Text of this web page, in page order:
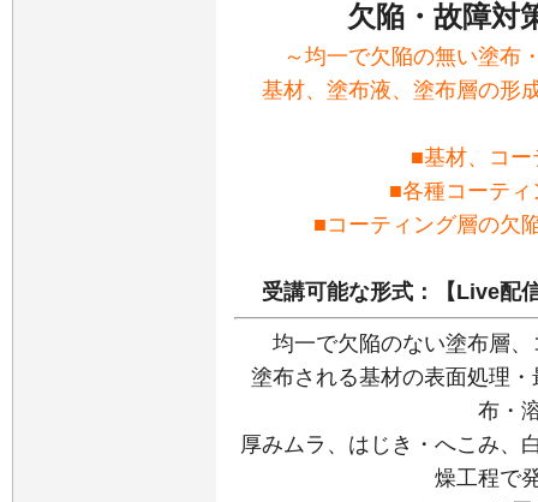
欠陥・故障対
～均一で欠陥の無い塗布
基材、塗布液、塗布層の形
■基材、コ
■各種コーテ
■コーティング層の欠
受講可能な形式：【Live配
均一で欠陥のない塗布層
塗布される基材の表面処理
布・
厚みムラ、はじき・へこみ、
燥工程で